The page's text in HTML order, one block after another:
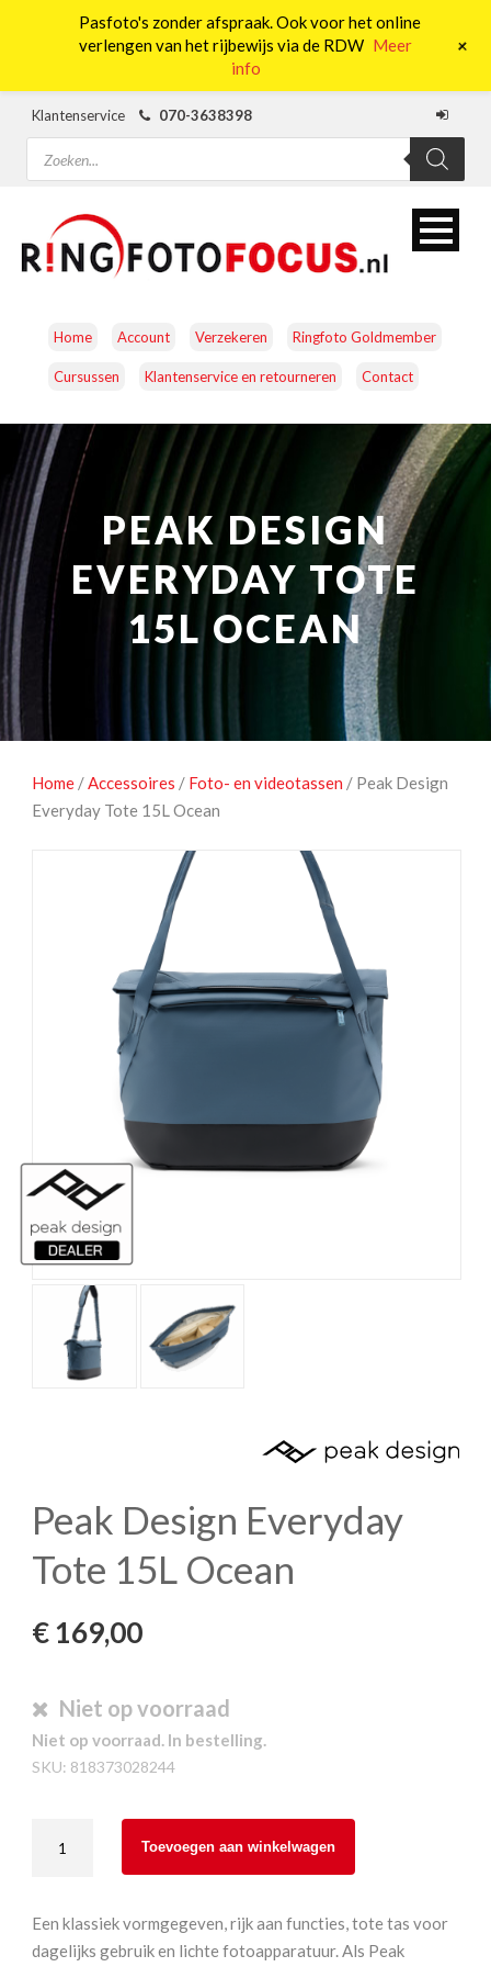
Klantenservice
070-3638398
Producten
zoeken
Home Account Verzekeren Ringfoto Goldmember
Cursussen Klantenservice en retourneren Contact
CAMERA’S OBJECTIEVEN ACCESSOIRES
NATUUROBSERVATIE MEDIA EN ENERGIE
STUDIOFOTOGRAFIE OCCASIONS
PEAK DESIGN
EVERYDAY TOTE
15L OCEAN
Home /Accessoires / Foto- en videotassen / Peak Design
Everyday Tote 15L Ocean
Peak Design Everyday
Tote 15L Ocean
€ 169,00
Niet op voorraad
Niet op voorraad. In bestelling.
SKU: 818373028244
Design
Tote
15L
Toevoegen aan winkelwagen
Een klassiek vormgegeven, rijk aan functies, tote tas voor
dagelijks gebruik en lichte fotoapparatuur. Als Peak
Pasfoto's zonder afspraak. Ook voor het online
verlengen van het rijbewijs via de RDW Meer
info
+